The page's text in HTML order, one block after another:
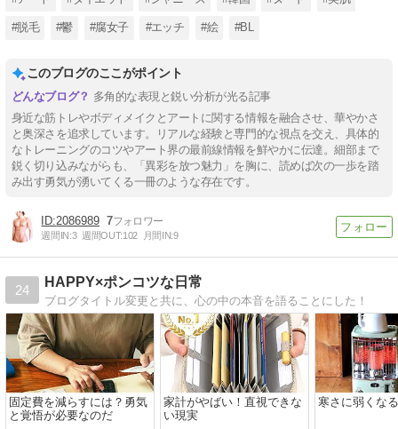
#脱毛 #鬱 #腐女子 #エッチ #絵 #BL
このブログのここがポイント
多角的な表現と鋭い分析が光る記事
身近な筋トレやボディメイクとアートに関する情報を融合させ、華やかさ
と奥深さを追求しています。リアルな経験と専門的な視点を交え、具体的
なトレーニングのコツやアート界の最前線情報を鮮やかに伝達。細部まで
鋭く切り込みながらも、「異彩を放つ魅力」を胸に、読めば次の一歩を踏
み出す勇気が湧いてくる一冊のような存在です。
2086989 7
週間IN:3 週間OUT:102 月間IN:9
24
HAPPY×ポンコツな日常
ブログタイトル変更と共に、心の中の本音を語ることにした！
固定費を減らすには？勇気
と覚悟が必要なのだ
家計がやばい！直視できな
い現実
寒さに弱くなる